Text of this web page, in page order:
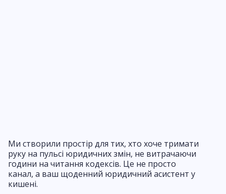
Ми створили простір для тих, хто хоче тримати
руку на пульсі юридичних змін, не витрачаючи
години на читання кодексів. Це не просто
канал, а ваш щоденний юридичний асистент у
кишені.